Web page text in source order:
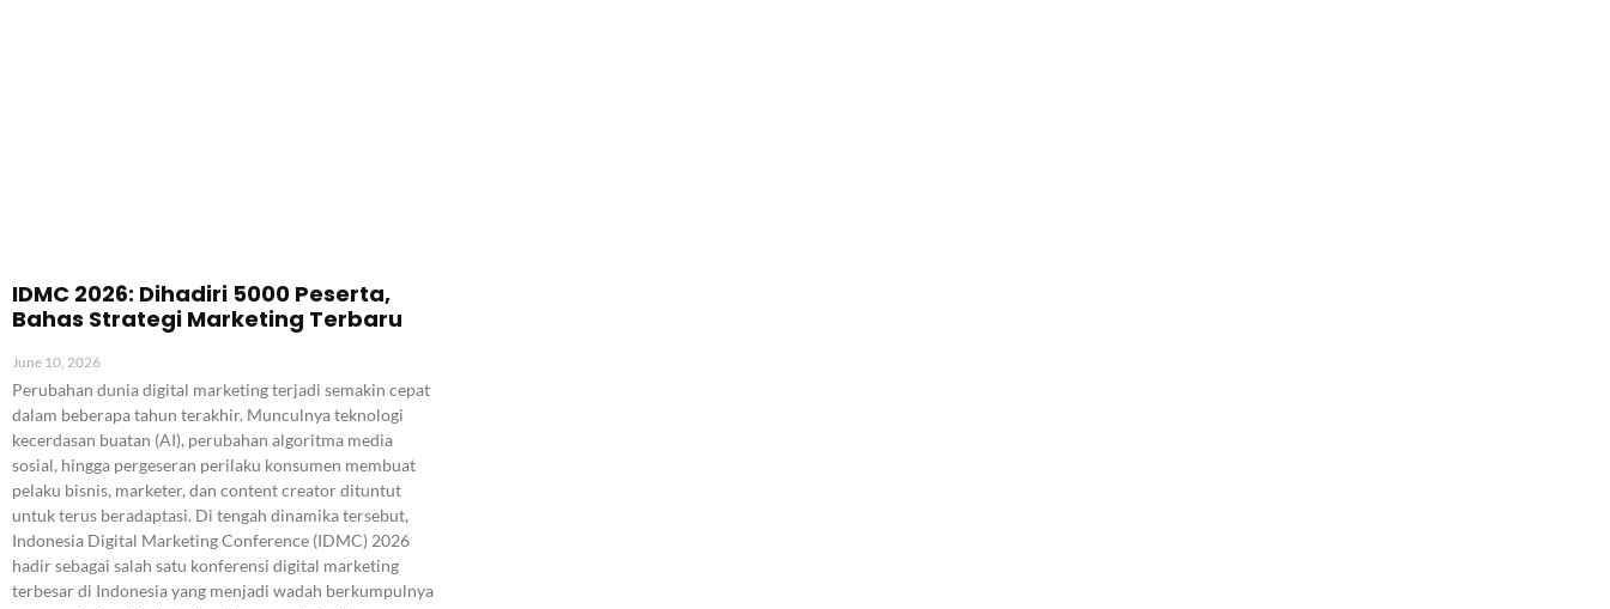
IDMC 2026: Dihadiri 5000 Peserta,
Bahas Strategi Marketing Terbaru
June 10, 2026
Perubahan dunia digital marketing terjadi semakin cepat
dalam beberapa tahun terakhir. Munculnya teknologi
kecerdasan buatan (AI), perubahan algoritma media
sosial, hingga pergeseran perilaku konsumen membuat
pelaku bisnis, marketer, dan content creator dituntut
untuk terus beradaptasi. Di tengah dinamika tersebut,
Indonesia Digital Marketing Conference (IDMC) 2026
hadir sebagai salah satu konferensi digital marketing
terbesar di Indonesia yang menjadi wadah berkumpulnya